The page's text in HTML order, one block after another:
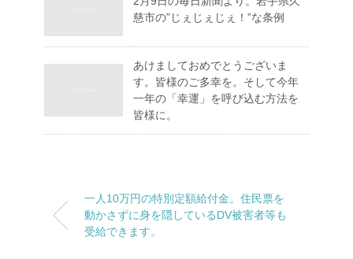
慈市の”じぇじぇじぇ！”な条例
あけましておめでとうございま
す。皆様のご多幸を。そして今年
一年の「幸運」を呼び込む方法を
皆様に。
一人10万円の特別定額給付金。住民票を
動かさずに身を隠しているDV被害者等も
受給できます。